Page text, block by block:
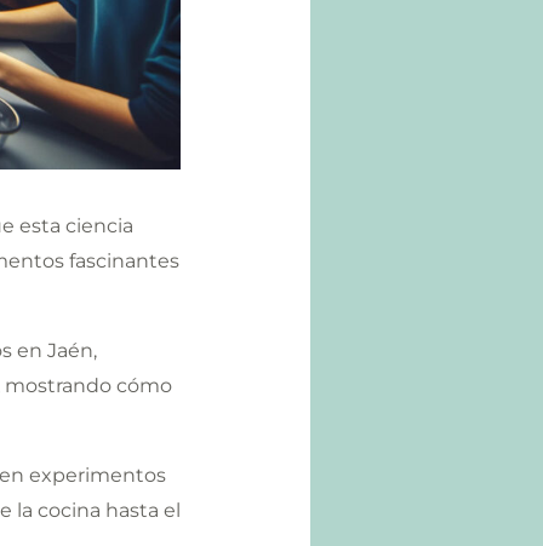
esta ciencia
fascinantes
en Jaén,
mostrando cómo
experimentos
la cocina hasta el